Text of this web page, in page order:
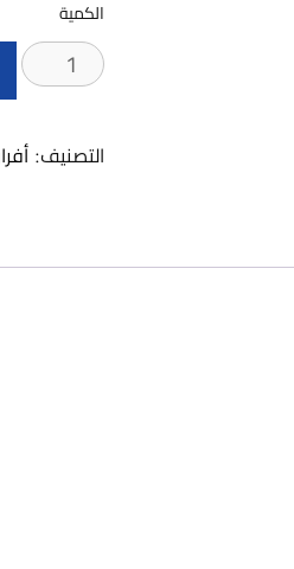
الكمية
كمية
-
Built
التصنيف: